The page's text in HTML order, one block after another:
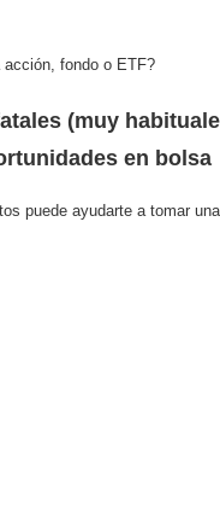
fondo o ETF?
(muy
en bolsa
puede ayudarte a tomar